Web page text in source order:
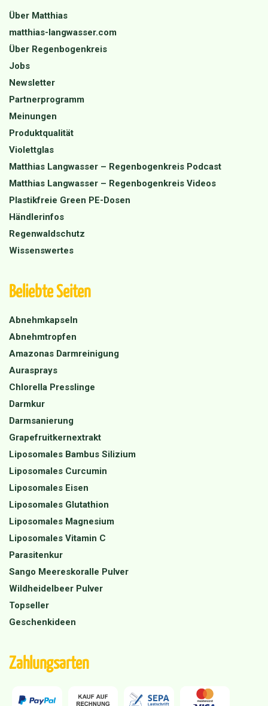
Über Matthias
matthias-langwasser.com
Über Regenbogenkreis
Jobs
Newsletter
Partnerprogramm
Meinungen
Produktqualität
Violettglas
Matthias Langwasser – Regenbogenkreis Podcast
Matthias Langwasser – Regenbogenkreis Videos
Plastikfreie Green PE-Dosen
Händlerinfos
Regenwaldschutz
Wissenswertes
Beliebte Seiten
Abnehmkapseln
Abnehmtropfen
Amazonas Darmreinigung
Aurasprays
Chlorella Presslinge
Darmkur
Darmsanierung
Grapefruitkernextrakt
Liposomales Bambus Silizium
Liposomales Curcumin
Liposomales Eisen
Liposomales Glutathion
Liposomales Magnesium
Liposomales Vitamin C
Parasitenkur
Sango Meereskoralle Pulver
Wildheidelbeer Pulver
Topseller
Geschenkideen
Zahlungsarten